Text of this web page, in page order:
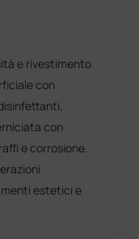
e rivestimento
con
con
e corrosione.
estetici e